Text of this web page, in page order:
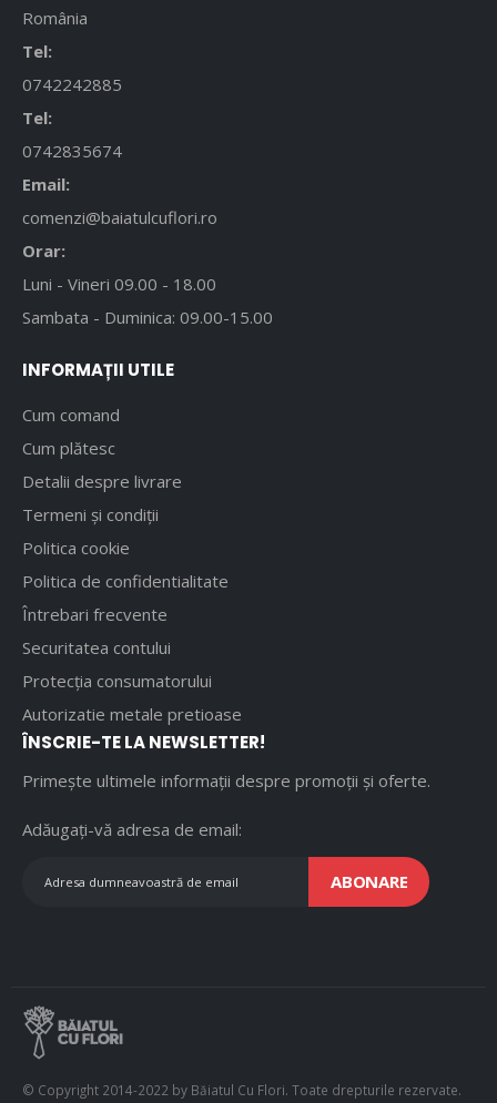
România
Tel:
0742242885
Tel:
0742835674
Email:
comenzi@baiatulcuflori.ro
Orar:
Luni - Vineri 09.00 - 18.00
Sambata - Duminica: 09.00-15.00
INFORMAȚII UTILE
Cum comand
Cum plătesc
Detalii despre livrare
Termeni și condiții
Politica cookie
Politica de confidentialitate
Întrebari frecvente
Securitatea contului
Protecția consumatorului
Autorizatie metale pretioase
ÎNSCRIE-TE LA NEWSLETTER!
Primește ultimele informații despre promoții și oferte.
Adăugați-vă adresa de email:
ABONARE
© Copyright 2014-2022 by Băiatul Cu Flori. Toate drepturile rezervate.